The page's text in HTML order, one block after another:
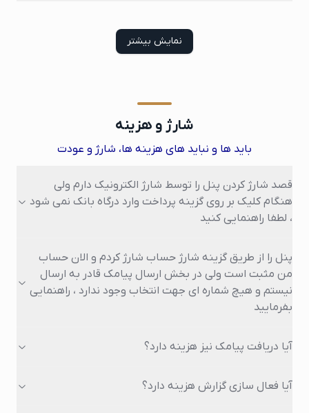
نمایش بیشتر
شارژ و هزینه
باید ها و نباید های هزینه ها، شارژ و عودت
قصد شارژ کردن پنل را توسط شارژ الکترونیک دارم ولی
هنگام کلیک بر روی گزینه پرداخت وارد درگاه بانک نمی شود
، لطفا راهنمایی کنید
پنل را از طریق گزینه شارژ حساب شارژ کردم و الان حساب
من مثبت است ولی در بخش ارسال پیامک قادر به ارسال
نیستم و هیچ شماره ای جهت انتخاب وجود ندارد ، راهنمایی
بفرمایید
آیا دریافت پیامک نیز هزینه دارد؟
آیا فعال سازی گزارش هزینه دارد؟